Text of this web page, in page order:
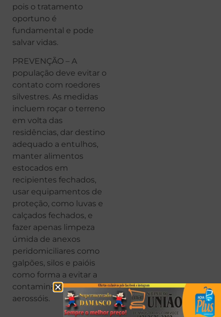
pois o tratamento
oportuno é
fundamental e pode
salvar vidas.
PREVENÇÃO – A
população deve evitar o
contato com roedores
silvestres. As medidas
incluem roçar o terreno
em volta das
residências, dar destino
adequado a entulhos,
manter alimentos
estocados em
recipientes fechados,
usar equipamentos de
proteção, como luvas e
calçados fechados, e
fazer apenas limpeza
úmida de anexos
peridomiciliares como
galpões, silos e paióis
como forma a evitar a
contaminação pelos
aerossóis.